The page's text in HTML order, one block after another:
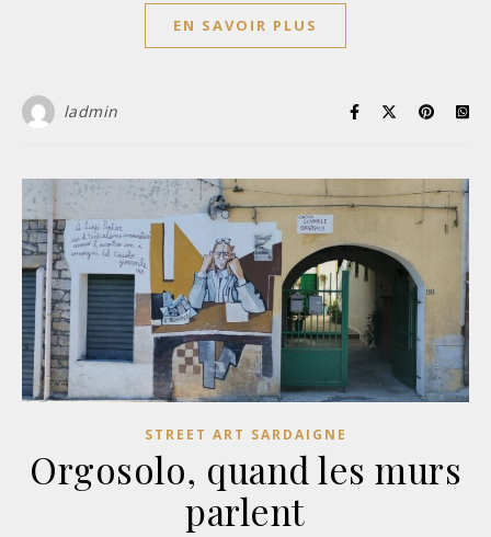
EN SAVOIR PLUS
ladmin
STREET ART SARDAIGNE
Orgosolo, quand les murs
parlent